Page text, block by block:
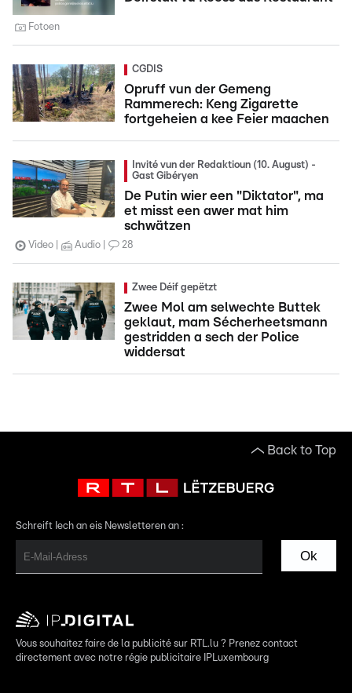
Fotoen
CGDIS
Opruff vun der Gemeng
Rammerech: Keng Zigarette
fortgeheien a kee Feier maachen
Invité vun der Redaktioun (10. August) -
Gast Gibéryen
De Putin wier een "Diktator", ma
et misst een awer mat him
schwätzen
Video Audio 28
Zwee Déif gepëtzt
Zwee Mol am selwechte Buttek
geklaut, mam Sécherheetsmann
gestridden a sech der Police
widdersat
Back to Top
Schreift Iech an eis Newsletteren an :
Ok
Vous souhaitez faire de la publicité sur RTL.lu ? Prenez contact
directement avec notre régie publicitaire IPLuxembourg